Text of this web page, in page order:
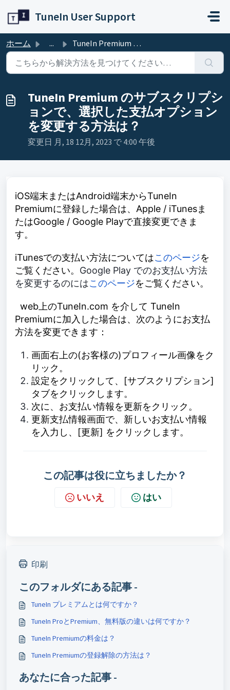
TuneIn User Support
ホーム ... TuneIn Premium のサブスクリプションで、選択した支払オプションを変更する方法は？
TuneIn Premium のサブスクリプシ
ョンで、選択した支払オプション
を変更する方法は？
変更日 月, 18 12月, 2023 で 4:00 午後
iOS端末またはAndroid端末からTuneIn
Premiumに登録した場合は、Apple / iTunesま
たはGoogle / Google Playで直接変更できま
す。
iTunesでの支払い方法についてはこのページを
ご覧ください。 Google Play でのお支払い方法
を変更するのにはこのページをご覧ください。
web上のTuneIn.com を介して TuneIn
Premiumに加入した場合は、次のようにお支払
方法を変更できます：
画面右上の(お客様の)プロフィール画像をク
リック。
設定をクリックして、[サブスクリプション]
タブをクリックします。
次に、お支払い情報を更新をクリック。
更新支払情報画面で、新しいお支払い情報
を入力し、[更新] をクリックします。
この記事は役に立ちましたか？
いいえ はい
印刷
このフォルダにある記事 -
TuneIn プレミアムとは何ですか？
TuneIn ProとPremium、無料版の違いは何ですか？
TuneIn Premiumの料金は？
TuneIn Premiumの登録解除の方法は？
あなたに合った記事 -